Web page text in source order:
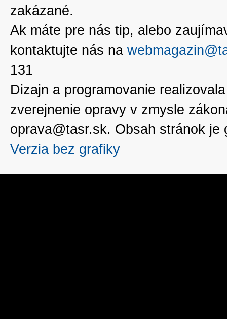
zakázané.
Ak máte pre nás tip, alebo
kontaktujte nás na
131
Dizajn a programovanie
zverejnenie opravy v zmysle
oprava@tasr.sk. Obsah stránok
Verzia bez grafiky